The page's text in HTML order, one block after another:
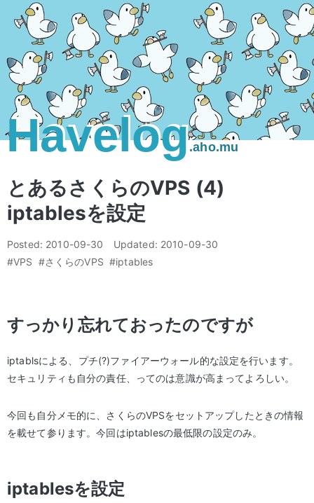
Havelog.aho.mu
とあるさくらのVPS (4)
iptablesを設定
Posted: 2010-09-30 Updated: 2010-09-30
#VPS #さくらのVPS #iptables
すっかり忘れておったのですが
iptablsによる、プチ(?)ファイアーウォール的な設定を行います。
セキュリティも自分の責任、ってのは意識が高まってよろしい。
今回も自分メモ的に、さくらのVPSをセットアップしたときの情報
を載せて参ります。今回はiptablesの最低限の設定のみ。
iptablesを設定